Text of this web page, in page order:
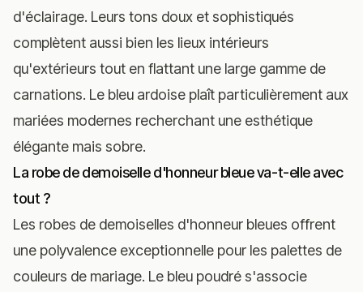
d'éclairage. Leurs tons doux et sophistiqués
complètent aussi bien les lieux intérieurs
qu'extérieurs tout en flattant une large gamme de
carnations. Le bleu ardoise plaît particulièrement aux
mariées modernes recherchant une esthétique
élégante mais sobre.
La robe de demoiselle d'honneur bleue va-t-elle avec
tout ?
Les robes de demoiselles d'honneur bleues offrent
une polyvalence exceptionnelle pour les palettes de
couleurs de mariage. Le bleu poudré s'associe